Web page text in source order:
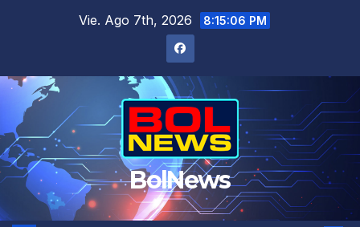
Vie. Ago 7th, 2026 8:15:07 PM
BolNews